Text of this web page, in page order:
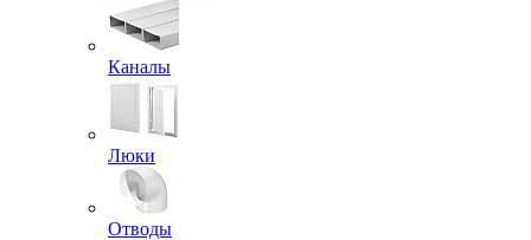
Каналы
Люки
Отводы